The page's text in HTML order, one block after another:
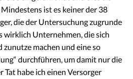
ist es keiner der 38
die der Untersuchung zugrunde
wirklich Unternehmen, die sich
zunutze machen und eine so
durchführen, um damit nur die
Tat habe ich einen Versorger